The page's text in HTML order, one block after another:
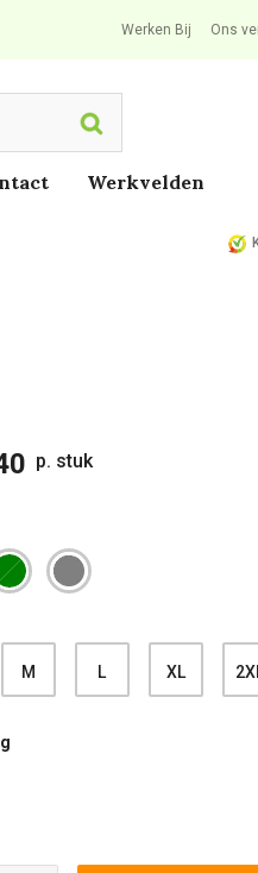
Werken Bij Ons
Search
Werkvelden
p. stuk
M L XL